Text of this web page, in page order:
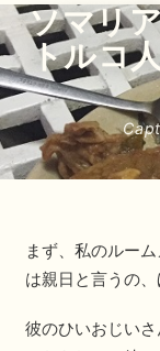
ソマリ
トルコ
まず、私のルー
は親日と言うの
彼のひいおじい